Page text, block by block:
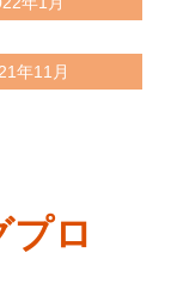
年11月
プロ